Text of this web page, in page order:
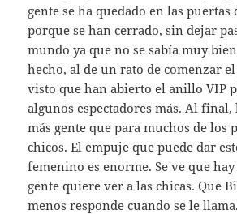
gente se ha quedado en las puertas
porque se han cerrado, sin dejar
mundo ya que no se sabía muy
hecho, al de un rato de comenzar
visto que han abierto el anillo VIP
algunos espectadores más. Al final,
más gente que para muchos de los
chicos. El empuje que puede dar
femenino es enorme. Se ve que hay
gente quiere ver a las chicas. Que
menos responde cuando se le llama.